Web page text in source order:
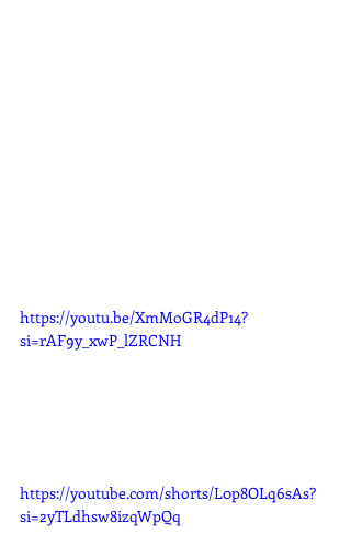
https://youtu.be/XmMoGR4dP14?
si=rAF9y_xwP_lZRCNH
https://youtube.com/shorts/L0p8OLq6sAs?
si=2yTLdhsw8izqWpQq